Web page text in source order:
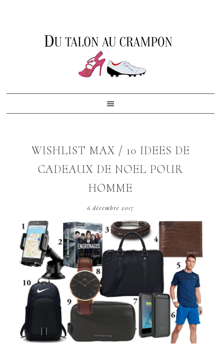
WISHLIST MAX / 10 IDEES DE
CADEAUX DE NOEL POUR
HOMME
6 décembre 2017